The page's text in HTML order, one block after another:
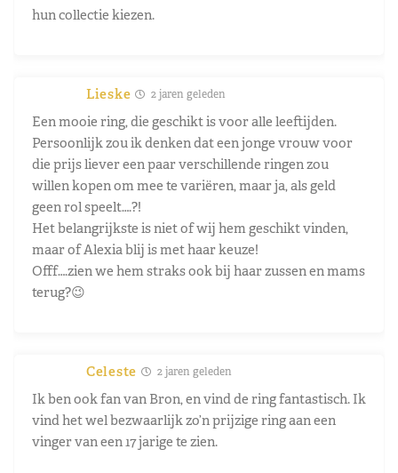
hun collectie kiezen.
Lieske 2 jaren geleden
Een mooie ring, die geschikt is voor alle leeftijden.
Persoonlijk zou ik denken dat een jonge vrouw voor
die prijs liever een paar verschillende ringen zou
willen kopen om mee te variëren, maar ja, als geld
geen rol speelt….?!
Het belangrijkste is niet of wij hem geschikt vinden,
maar of Alexia blij is met haar keuze!
Offf….zien we hem straks ook bij haar zussen en mams
terug?😉
Celeste 2 jaren geleden
Ik ben ook fan van Bron, en vind de ring fantastisch. Ik
vind het wel bezwaarlijk zo’n prijzige ring aan een
vinger van een 17 jarige te zien.